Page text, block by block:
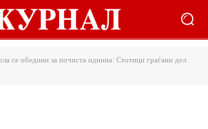
се обедини за почиста иднина: Стотици граѓани дел